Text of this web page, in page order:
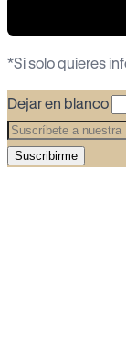
*Si solo quieres
Dejar en blanco
Suscribirme